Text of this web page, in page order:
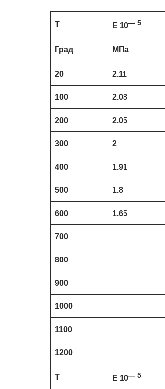
T E 10— 5
Град МПа
20 2.11
100 2.08
200 2.05
300 2
400 1.91
500 1.8
600 1.65
700
800
900
1000
1100
1200
T E 10— 5